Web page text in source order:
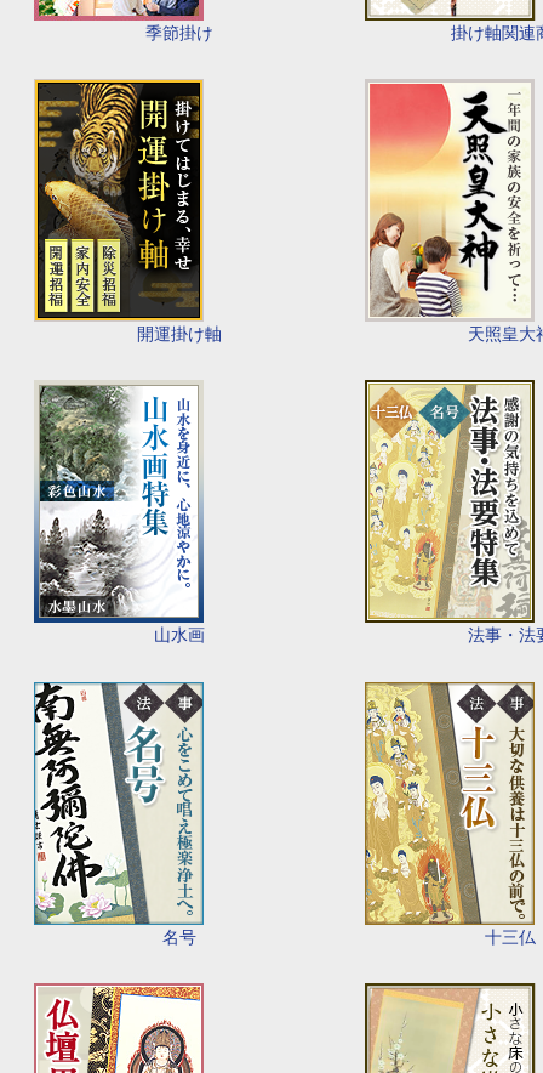
季節掛け 掛け軸関連
開運掛け軸 天照皇大
山水画 法事・法
名号 十三仏